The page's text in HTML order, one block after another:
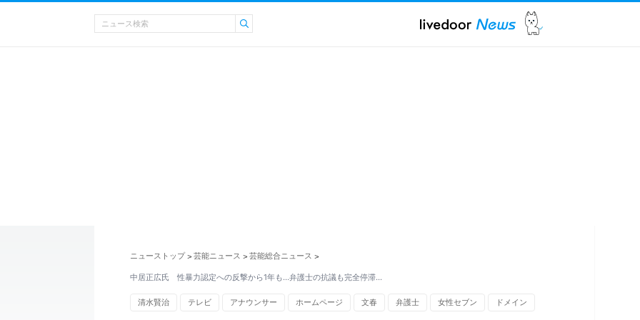
ニューストップ > 芸能ニュース > 芸能総合ニュース >
中居正広氏 性暴力認定への反撃から1年も…弁護士の抗議も完全停滞…
清水賢治 テレビ アナウンサー ホームページ 文春 弁護士 女性セブン ドメイン